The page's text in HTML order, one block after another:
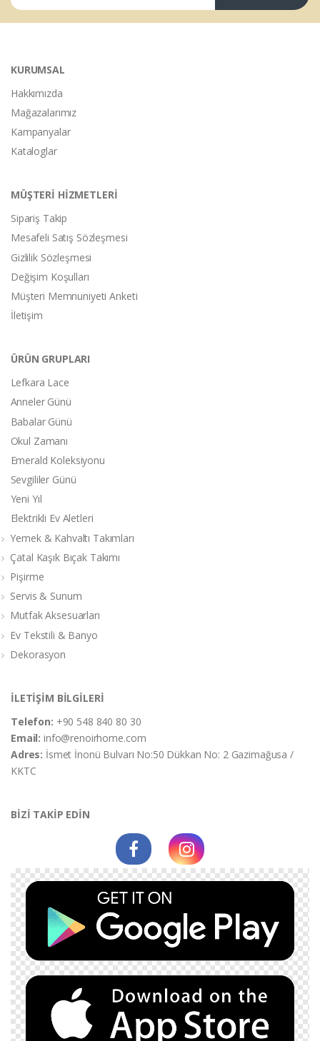
KURUMSAL
Hakkımızda
Mağazalarımız
Kampanyalar
Kataloglar
MÜŞTERİ HİZMETLERİ
Sipariş Takip
Mesafeli Satış Sözleşmesi
Gizlilik Sözleşmesi
Değişim Koşulları
Müşteri Memnuniyeti Anketi
İletişim
ÜRÜN GRUPLARI
Lefkara Lace
Anneler Günü
Babalar Günü
Okul Zamanı
Emerald Koleksiyonu
Sevgililer Günü
Yeni Yıl
Elektrikli Ev Aletleri
Yemek & Kahvaltı Takımları
Çatal Kaşık Bıçak Takımı
Pişirme
Servis & Sunum
Mutfak Aksesuarları
Ev Tekstili & Banyo
Dekorasyon
İLETİŞİM BİLGİLERİ
Telefon: +90 548 840 80 30
Email:info@renoirhome.com
Adres: İsmet İnonü Bulvarı No:50 Dükkan No: 2 Gazimağusa /
KKTC
BİZİ TAKİP EDİN